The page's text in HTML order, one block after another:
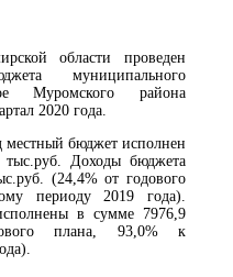
области проведен
муниципального
Муромского района
2020 года.
местный бюджет исполнен
Доходы бюджета
(24,4% от годового
периоду 2019 года).
в сумме 7976,9
плана, 93,0% к